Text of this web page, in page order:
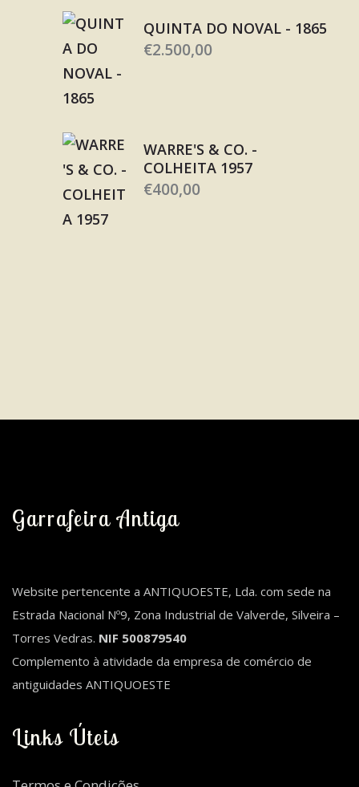
QUINTA DO NOVAL - 1865
€2.500,00
WARRE'S & CO. -
COLHEITA 1957
€400,00
Garrafeira Antiga
Website pertencente a ANTIQUOESTE, Lda. com sede na
Estrada Nacional Nº9, Zona Industrial de Valverde, Silveira –
Torres Vedras. NIF 500879540
Complemento à atividade da empresa de comércio de
antiguidades ANTIQUOESTE
Links Úteis